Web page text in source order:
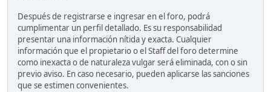
Después de registrarse e ingresar en el foro, podrá
cumplimentar un perfil detallado. Es su responsabilidad
presentar una información nítida y exacta. Cualquier
información que el propietario o el Staff del foro determine
como inexacta o de naturaleza vulgar será eliminada, con o sin
previo aviso. En caso necesario, pueden aplicarse las sanciones
que se estimen convenientes.